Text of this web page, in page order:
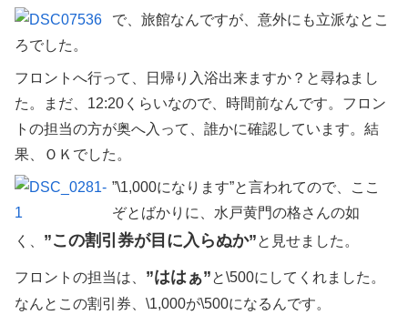
で、旅館なんですが、意外にも立派なとこ
ろでした。
フロントへ行って、日帰り入浴出来ますか？と尋ねまし
た。まだ、12:20くらいなので、時間前なんです。フロン
トの担当の方が奥へ入って、誰かに確認しています。結
果、ＯＫでした。
”\1,000になります”と言われてので、ここ
ぞとばかりに、水戸黄門の格さんの如
く、 ”この割引券が目に入らぬか”と見せました。
フロントの担当は、 ”ははぁ”と\500にしてくれました。
なんとこの割引券、\1,000が\500になるんです。